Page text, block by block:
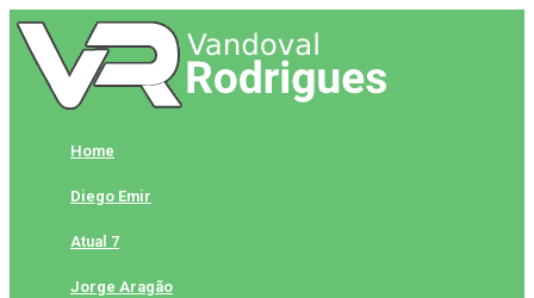
Skip
to
content
Home
Diego Emir
Atual 7
Jorge Aragão